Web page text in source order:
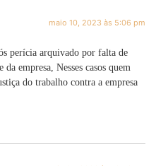
maio 10, 2023 às 5:06 pm
perícia arquivado por falta de
empresa, Nesses casos quem
do trabalho contra a empresa